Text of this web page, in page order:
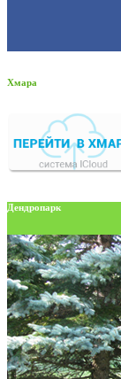
Хмара
Дендропарк